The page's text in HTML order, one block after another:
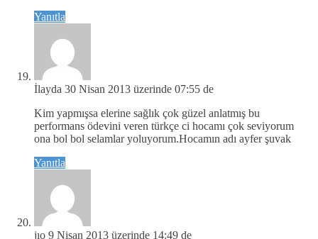
Yanıtla
İlayda 30 Nisan 2013 üzerinde 07:55 de
Kim yapmışsa elerine sağlık çok güzel anlatmış bu
performans ödevini veren türkçe ci hocamı çok seviyorum
ona bol bol selamlar yoluyorum.Hocamın adı ayfer şuvak
Yanıtla
jıo 9 Nisan 2013 üzerinde 14:49 de